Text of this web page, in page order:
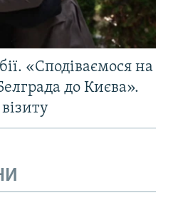
«Сподіваємося на
до Києва».